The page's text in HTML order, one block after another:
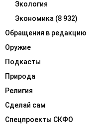
Экология
Экономика (8 932)
Обращения в редакцию
Оружие
Подкасты
Природа
Религия
Сделай сам
Спецпроекты СКФО